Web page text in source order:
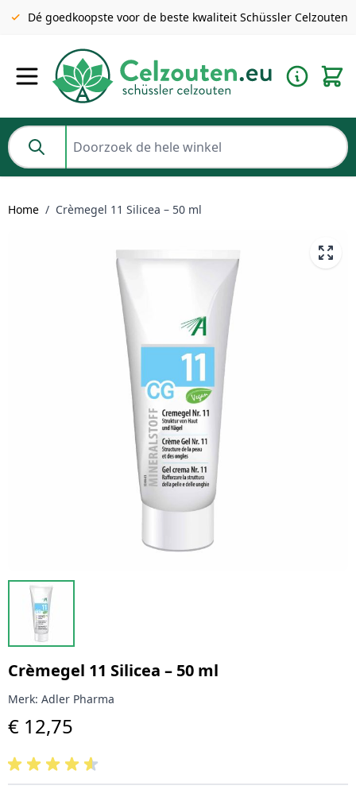
Gratis verzending v.a. €49 NL | BE pakket tot 2KG gratis v.a.
€69
Dé goedkoopste voor de beste kwaliteit Schüssler Celzouten
Doorzoek de hele winkel
Home / Crèmegel 11 Silicea – 50 ml
Crèmegel 11 Silicea – 50 ml
Merk: Adler Pharma
€ 12,75